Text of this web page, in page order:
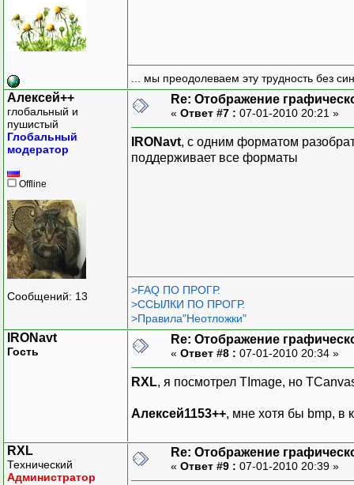
... мы преодолеваем эту трудность без
Алексей++
глобальный и
пушистый
Глобальный
модератор
Offline
Сообщений: 13
Re: Отображение
« Ответ #7 : 07-01-2010 20:21 »
IRONavt, с одним форматом
поддерживает все форматы
>FAQ ПО ПРОГР.
>ССЫЛКИ ПО ПРОГР.
>Правила"Неотложки"
IRONavt
Гость
Re: Отображение
« Ответ #8 : 07-01-2010 20:34 »
RXL, я посмотрел TImage, но
Алексей1153++, мне хотя бы bmp, в
RXL
Технический
Администратор
Re: Отображение
« Ответ #9 : 07-01-2010 20:39 »